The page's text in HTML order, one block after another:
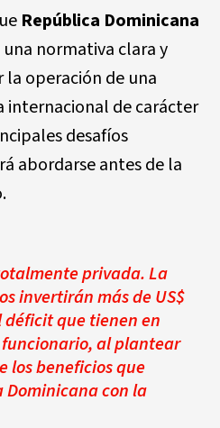
República Dominicana
normativa clara y
operación de una
internacional de carácter
desafíos
abordarse antes de la
privada. La
invertirán más de US$
déficit que tienen en
funcionario, al plantear
los beneficios que
con la